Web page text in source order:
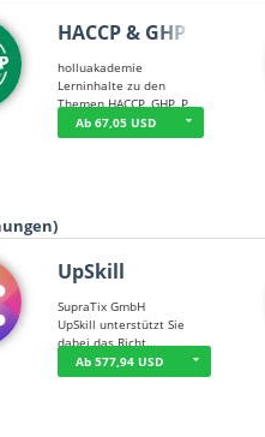
HACCP & GHP
holluakademie
Lerninhalte zu den
Themen HACCP, GHP, P…
Ab 67,05 USD
UpSkill
SupraTix GmbH
UpSkill unterstützt Sie
dabei das Richt…
Ab 577,94 USD